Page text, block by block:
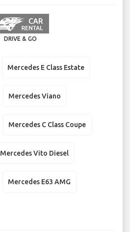
DRIVE & GO
Mercedes E Class Estate
Mercedes Viano
Mercedes C Class Coupe
Mercedes Vito Diesel
Mercedes E63 AMG